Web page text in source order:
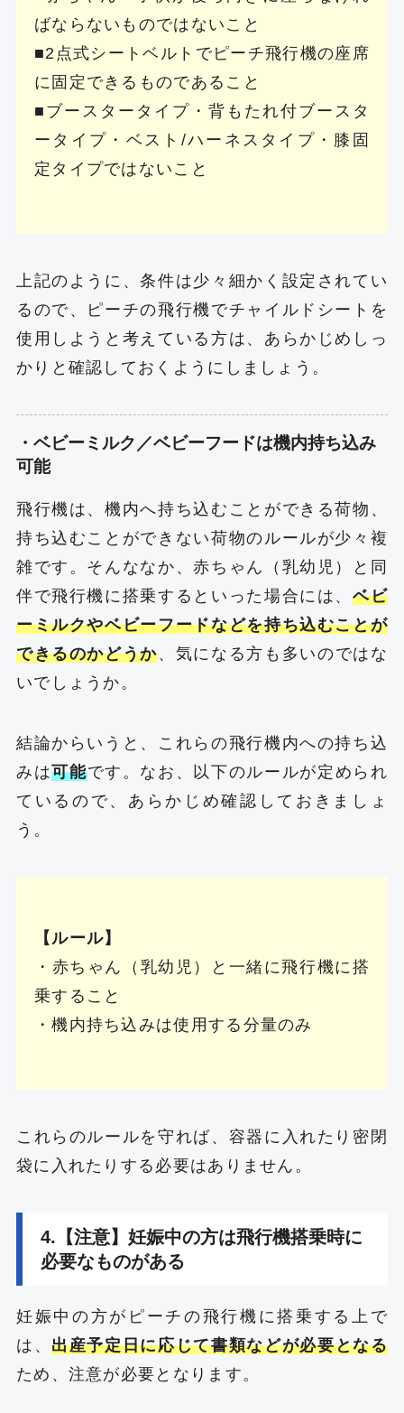
ばならないものではないこと
■2点式シートベルトでピーチ飛行機の座席
に固定できるものであること
■ブースタータイプ・背もたれ付ブースタ
ータイプ・ベスト/ハーネスタイプ・膝固
定タイプではないこと
上記のように、条件は少々細かく設定されてい
るので、ピーチの飛行機でチャイルドシートを
使用しようと考えている方は、あらかじめしっ
かりと確認しておくようにしましょう。
・ベビーミルク／ベビーフードは機内持ち込み
可能
飛行機は、機内へ持ち込むことができる荷物、
持ち込むことができない荷物のルールが少々複
雑です。そんななか、赤ちゃん（乳幼児）と同
伴で飛行機に搭乗するといった場合には、ベビ
ーミルクやベビーフードなどを持ち込むことが
できるのかどうか、気になる方も多いのではな
いでしょうか。
結論からいうと、これらの飛行機内への持ち込
みは可能です。なお、以下のルールが定められ
ているので、あらかじめ確認しておきましょ
う。
【ルール】
・赤ちゃん（乳幼児）と一緒に飛行機に搭
乗すること
・機内持ち込みは使用する分量のみ
これらのルールを守れば、容器に入れたり密閉
袋に入れたりする必要はありません。
4.【注意】妊娠中の方は飛行機搭乗時に
必要なものがある
妊娠中の方がピーチの飛行機に搭乗する上で
は、出産予定日に応じて書類などが必要となる
ため、注意が必要となります。